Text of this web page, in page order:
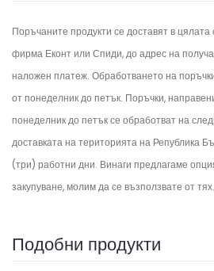
Поръчаните продукти се доставят в цялата
фирма Еконт или Спиди, до адрес на
наложен платеж. Обработването на
от понеделник до петък. Поръчки,
понеделник до петък се обработват на
доставката на територията на Република
(три) работни дни. Винаги предлагаме
закупуване, молим да се възползвате от тях.
Подобни продукти